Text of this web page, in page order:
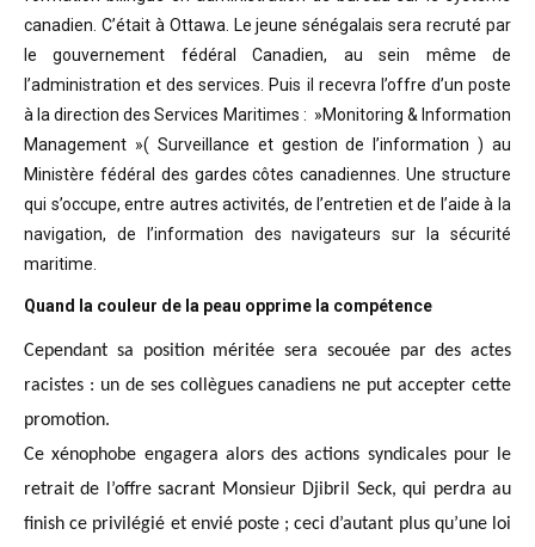
canadien. C’était à Ottawa. Le jeune sénégalais sera recruté par
le gouvernement fédéral Canadien, au sein même de
l’administration et des services. Puis il recevra l’offre d’un poste
à la direction des Services Maritimes : »Monitoring & Information
Management »( Surveillance et gestion de l’information ) au
Ministère fédéral des gardes côtes canadiennes. Une structure
qui s’occupe, entre autres activités, de l’entretien et de l’aide à la
navigation, de l’information des navigateurs sur la sécurité
maritime.
Quand la couleur de la peau opprime la compétence
Cependant sa position méritée sera secouée par des actes
racistes : un de ses collègues canadiens ne put accepter cette
promotion.
Ce xénophobe engagera alors des actions syndicales pour le
retrait de l’offre sacrant Monsieur Djibril Seck, qui perdra au
finish ce privilégié et envié poste ; ceci d’autant plus qu’une loi